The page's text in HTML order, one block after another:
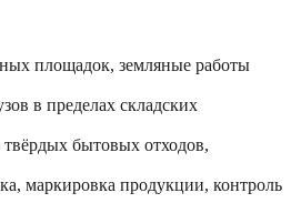
площадок, земляные работы
в пределах складских
бытовых отходов,
маркировка продукции, контроль